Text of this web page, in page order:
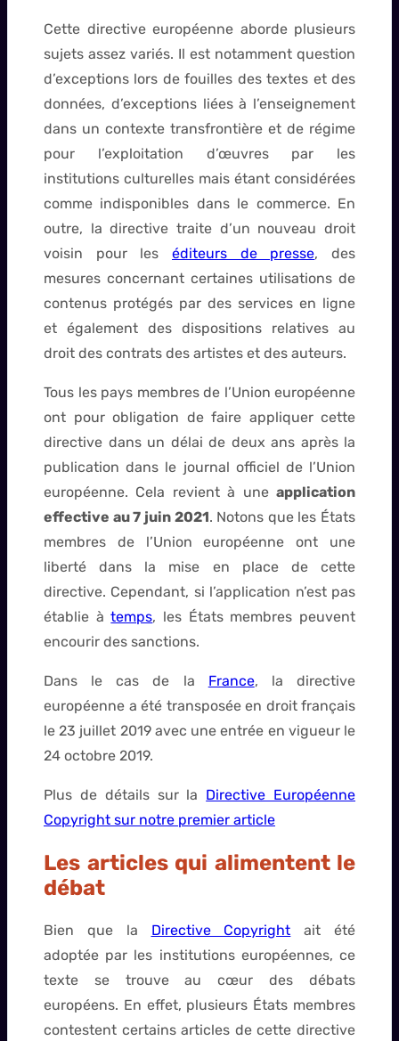
Cette directive européenne aborde plusieurs
sujets assez variés. Il est notamment question
d’exceptions lors de fouilles des textes et des
données, d’exceptions liées à l’enseignement
dans un contexte transfrontière et de régime
pour l’exploitation d’œuvres par les
institutions culturelles mais étant considérées
comme indisponibles dans le commerce. En
outre, la directive traite d’un nouveau droit
voisin pour les éditeurs de presse, des
mesures concernant certaines utilisations de
contenus protégés par des services en ligne
et également des dispositions relatives au
droit des contrats des artistes et des auteurs.
Tous les pays membres de l’Union européenne
ont pour obligation de faire appliquer cette
directive dans un délai de deux ans après la
publication dans le journal officiel de l’Union
européenne. Cela revient à une application
effective au 7 juin 2021. Notons que les États
membres de l’Union européenne ont une
liberté dans la mise en place de cette
directive. Cependant, si l’application n’est pas
établie àtemps, les États membres peuvent
encourir des sanctions.
Dans le cas de la France, la directive
européenne a été transposée en droit français
le 23 juillet 2019 avec une entrée en vigueur le
24 octobre 2019.
Plus de détails sur la Directive Européenne
Copyright sur notre premier article
Les articles qui alimentent le
débat
Bien que la Directive Copyright ait été
adoptée par les institutions européennes, ce
texte se trouve au cœur des débats
européens. En effet, plusieurs États membres
contestent certains articles de cette directive